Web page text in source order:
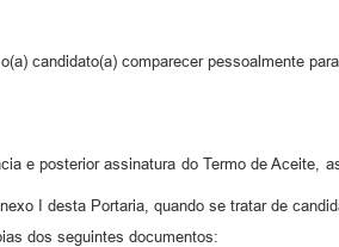
candidato(a) comparecer pessoalmente
e posterior assinatura do Termo de Aceite,
I desta Portaria, quando se tratar de
dos seguintes documentos: